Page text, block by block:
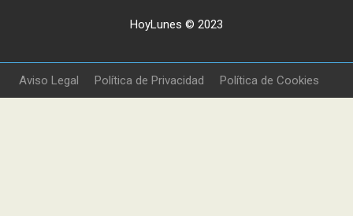
HoyLunes © 2023
Aviso Legal Política de Privacidad Política de Cookies